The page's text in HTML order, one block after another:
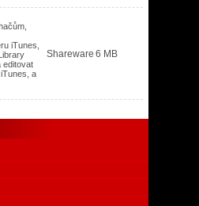
iTunes,
editovat
a
Shareware 6 MB